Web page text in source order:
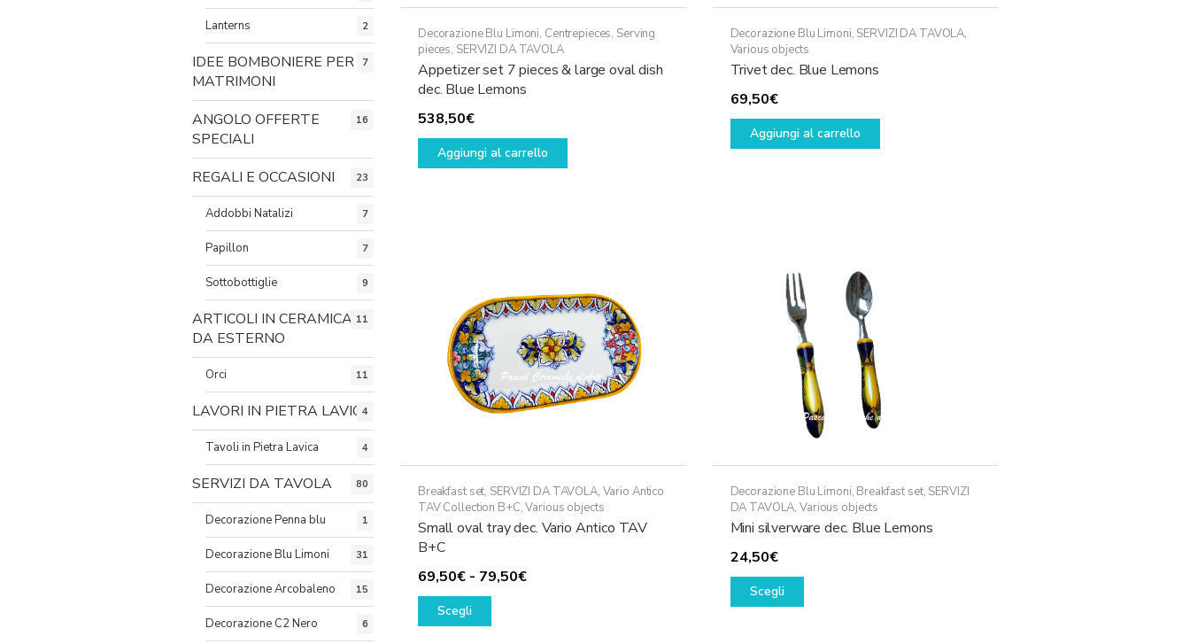
Decorazione Blu Limoni, Centrepieces, Serving
pieces, SERVIZI DA TAVOLA
Appetizer set 7 pieces & large oval dish
dec. Blue Lemons
538,50€
Aggiungi al carrello
Decorazione Blu Limoni, SERVIZI DA TAVOLA,
Various objects
Trivet dec. Blue Lemons
69,50€
Aggiungi al carrello
Breakfast set, SERVIZI DA TAVOLA, Vario Antico
TAV Collection B+C,Various objects
Small oval tray dec. Vario Antico TAV
B+C
69,50€ - 79,50€Fascia
Scegli
Questo
Decorazione Blu Limoni, Breakfast set, SERVIZI
DA TAVOLA,Various objects
Mini silverware dec. Blue Lemons
24,50€
Scegli
Questo
Lanterns 2
IDEE BOMBONIERE PER
MATRIMONI
7
ANGOLO OFFERTE
SPECIALI
16
REGALI E OCCASIONI 23
Addobbi Natalizi 7
Papillon 7
Sottobottiglie 9
ARTICOLI IN CERAMICA
DA ESTERNO
11
Orci 11
LAVORI IN PIETRA LAVICA
4
Tavoli in Pietra Lavica 4
SERVIZI DA TAVOLA 80
Decorazione Penna blu 1
Decorazione Blu Limoni 31
Decorazione Arcobaleno 15
Decorazione C2 Nero 6